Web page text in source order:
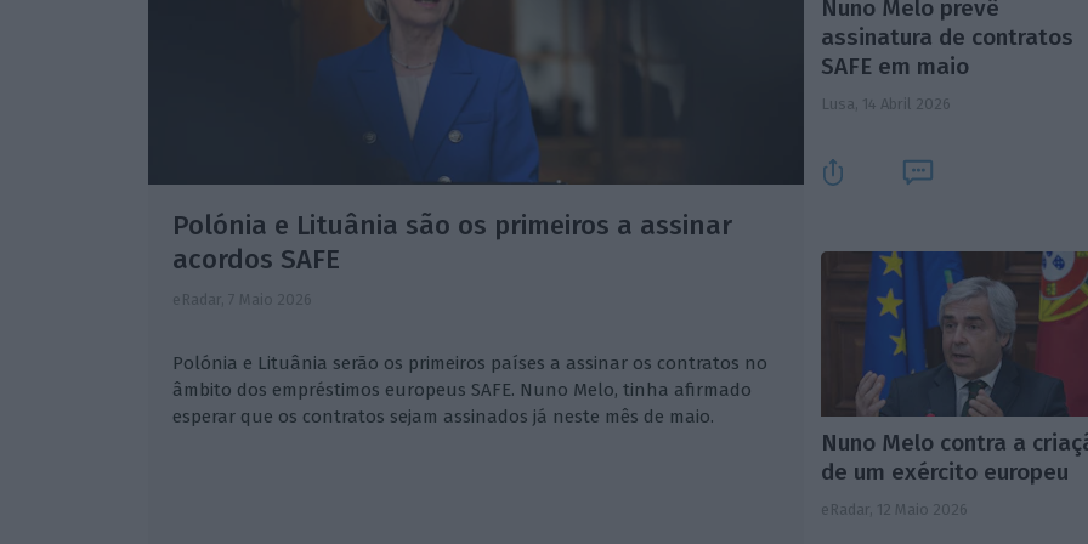
Polónia e Lituânia são os primeiros a assinar
acordos SAFE
eRadar, 7 Maio 2026
Polónia e Lituânia serão os primeiros países a assinar os contratos no
âmbito dos empréstimos europeus SAFE. Nuno Melo, tinha afirmado
esperar que os contratos sejam assinados já neste mês de maio.
Nuno Melo prevê
assinatura de contratos
SAFE em maio
Lusa, 14 Abril 2026
Nuno Melo contra a
de um exército europeu
eRadar, 12 Maio 2026